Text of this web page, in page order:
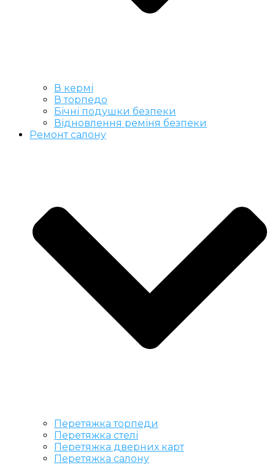
В кермі
В торпедо
Бічні подушки безпеки
Відновлення реміня безпеки
Ремонт салону
Перетяжка торпеди
Перетяжка стелі
Перетяжка дверних карт
Перетяжка салону